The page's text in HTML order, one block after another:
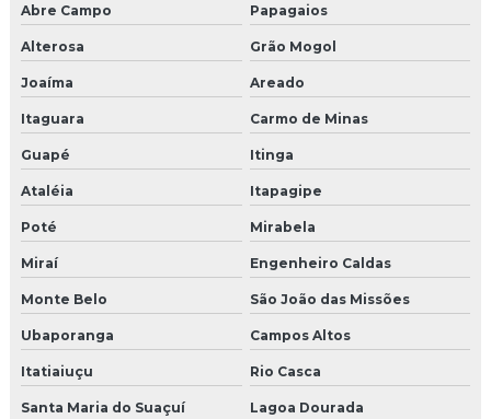
Abre Campo Papagaios
Alterosa Grão Mogol
Joaíma Areado
Itaguara Carmo de Minas
Guapé Itinga
Ataléia Itapagipe
Poté Mirabela
Miraí Engenheiro Caldas
Monte Belo São João das Missões
Ubaporanga Campos Altos
Itatiaiuçu Rio Casca
Santa Maria do Suaçuí Lagoa Dourada